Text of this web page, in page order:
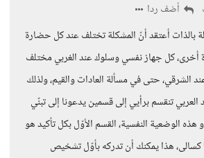
أضف ردا
بالذات أعتقد أنّ المشكلة تختلف عند كل حضارة
كل جهاز نفسي وسلوك عند الغربي مختلف
الشرقي، حتى في مسألة العادات والقيم، ولذلك
العربي تنقسم برأيي إلى قسمين يدعونا إلى تبنّي
هذه الوضعية النفسية، القسم الأوّل بكل تأكيد هو
كسالى، هذا يمكنك أن تدركه بأوّل تشخيص